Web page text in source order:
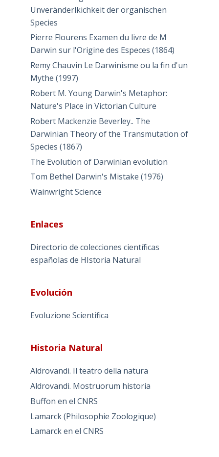
Unveränderlkichkeit der organischen
Species
Pierre Flourens Examen du livre de M
Darwin sur l'Origine des Especes (1864)
Remy Chauvin Le Darwinisme ou la fin d'un
Mythe (1997)
Robert M. Young Darwin's Metaphor:
Nature's Place in Victorian Culture
Robert Mackenzie Beverley.. The
Darwinian Theory of the Transmutation of
Species (1867)
The Evolution of Darwinian evolution
Tom Bethel Darwin's Mistake (1976)
Wainwright Science
Enlaces
Directorio de colecciones científicas
españolas de HIstoria Natural
Evolución
Evoluzione Scientifica
Historia Natural
Aldrovandi. Il teatro della natura
Aldrovandi. Mostruorum historia
Buffon en el CNRS
Lamarck (Philosophie Zoologique)
Lamarck en el CNRS